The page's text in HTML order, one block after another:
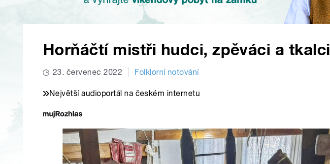
Horňáčtí mistři hudci, zpěváci a tkalci
23. červenec 2022 Folklorní notování
Největší audioportál na českém internetu